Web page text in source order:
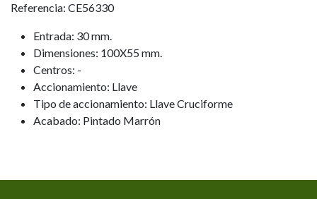
Referencia: CE56330
Entrada: 30 mm.
Dimensiones: 100X55 mm.
Centros: -
Accionamiento: Llave
Tipo de accionamiento: Llave Cruciforme
Acabado: Pintado Marrón